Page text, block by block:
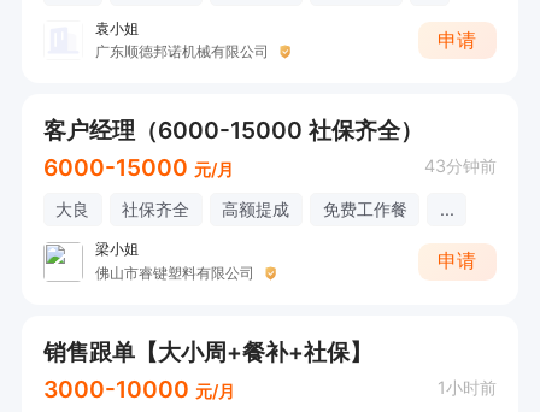
袁小姐
广东顺德邦诺机械有限公司
申请
客户经理（6000-15000 社保齐全）
6000-15000 元/月 43分钟前
大良 社保齐全 高额提成 免费工作餐 ...
梁小姐
佛山市睿键塑料有限公司
申请
销售跟单【大小周+餐补+社保】
3000-10000 元/月 1小时前